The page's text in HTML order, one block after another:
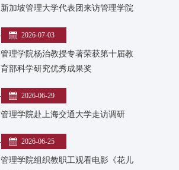
新加坡管理大学代表团来访管理学院
2026-07-03
管理学院杨治教授专著荣获第十届教
育部科学研究优秀成果奖
2026-06-29
管理学院赴上海交通大学走访调研
2026-06-25
管理学院组织教职工观看电影《花儿